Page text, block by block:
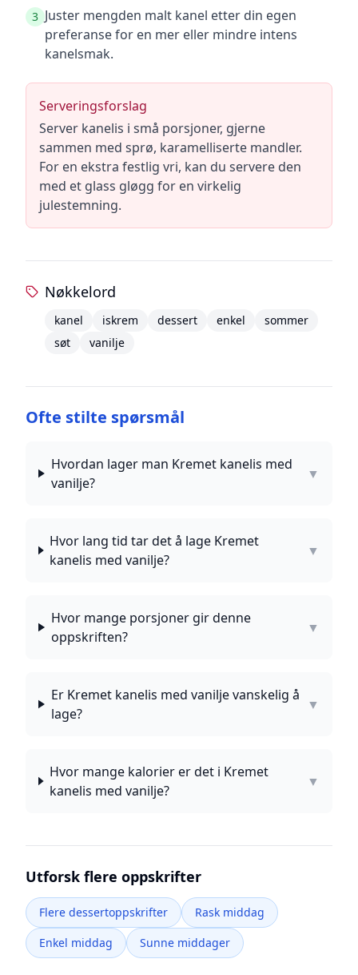
3 Juster mengden malt kanel etter din egen
preferanse for en mer eller mindre intens
kanelsmak.
Serveringsforslag
Server kanelis i små porsjoner, gjerne
sammen med sprø, karamelliserte mandler.
For en ekstra festlig vri, kan du servere den
med et glass gløgg for en virkelig
julestemning.
Nøkkelord
kanel iskrem dessert enkel
sommer
søt
vanilje
Ofte stilte spørsmål
Hvordan lager man Kremet kanelis med
vanilje?
▼
Hvor lang tid tar det å lage Kremet
kanelis med vanilje?
▼
Hvor mange porsjoner gir denne
oppskriften?
▼
Er Kremet kanelis med vanilje vanskelig å
lage?
▼
Hvor mange kalorier er det i Kremet
kanelis med vanilje?
▼
Utforsk flere oppskrifter
Flere dessertoppskrifter
Rask middag
Enkel middag
Sunne middager